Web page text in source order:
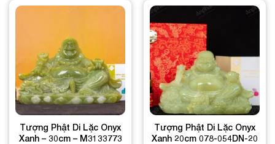
Tượng Phật Di Lặc Onyx
Xanh – 30cm – M3133773
Tượng Phật Di Lặc Onyx
Xanh 20cm 078-054DN-20